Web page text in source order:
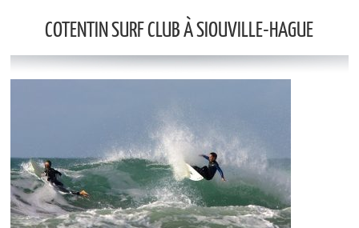
COTENTIN SURF CLUB À SIOUVILLE-HAGUE